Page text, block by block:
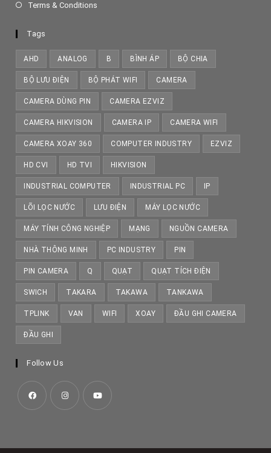
Terms & Conditions
Tags
AHD ANALOG B BÌNH ÁP BỘ CHIA
BỘ LƯU ĐIỆN BỘ PHÁT WIFI CAMERA
CAMERA DÙNG PIN CAMERA EZVIZ
CAMERA HIKVISION CAMERA IP CAMERA WIFI
CAMERA XOAY 360 COMPUTER INDUSTRY EZVIZ
HD CVI HD TVI HIKVISION
INDUSTRIAL COMPUTER INDUSTRIAL PC IP
LÕI LỌC NƯỚC LƯU ĐIỆN MÁY LỌC NƯỚC
MÁY TÍNH CÔNG NGHIỆP MẠNG NGUỒN CAMERA
NHÀ THÔNG MINH PC INDUSTRY PIN
PIN CAMERA Q QUẠT QUẠT TÍCH ĐIỆN
SWICH TAKARA TAKAWA TANKAWA
TPLINK VAN WIFI XOAY ĐẦU GHI CAMERA
ĐẦU GHI
Follow Us
new
new
new